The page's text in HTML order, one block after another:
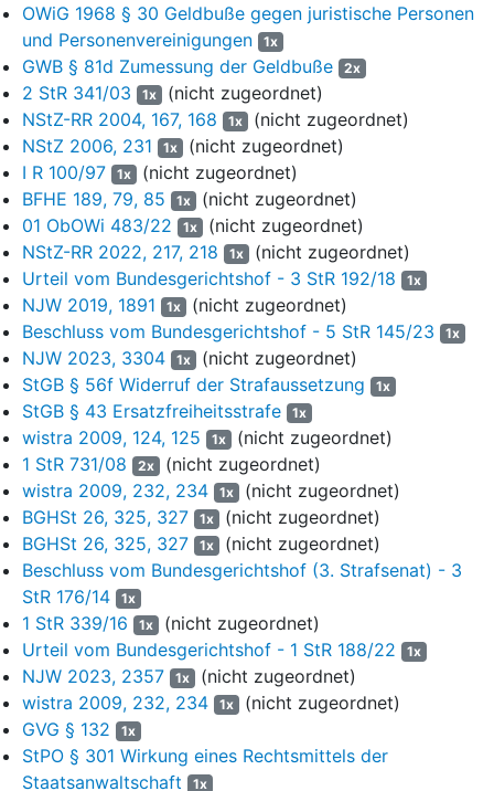
Urkunden) angenommen und keine der Regelwirkung
entgegenstehenden Umstände zu erkennen vermocht.
7
Die Strafkammer hat die Entscheidung getroffen, „neben
einer Freiheitsstrafe gemäß§ 41 StGB
verhängen“, weil „der Angeklagte sich durch die Taten nicht
unerheblich bereichert“ habe (UA S. 25). Als Einzelstrafen hat
sie jeweils eine Freiheitsstrafe von einem Jahr sowie eine
zusätzliche Geldstrafe von 90 Tagessätzen als tat- und
schuldangemessen erachtet. Bei der Bemessung der
Freiheitsstrafen hat sie die gesonderten Geldstrafen
strafmildernd berücksichtigt. Die Tagessatzhöhe hat sie mit
25 € auf weniger als ein Dreißigstel des maßgebenden
Nettoeinkommens festgesetzt, „um der progressiven
Steigerung des Strafübels entgegen zu wirken“ (UA S. 25). Aus
den Einzelstrafen hat sie eine Gesamtfreiheitsstrafe von zwei
Jahren unter Strafaussetzung zur Bewährung und daneben
eine Gesamtgeldstrafe von 210 Tagessätzen zu je 25 €
gebildet.
II.
8
Die Revision der Staatsanwaltschaft ist weitgehend
begründet. Sie führt zur Aufhebung des Strafausspruchs;
lediglich die zugehörigen Feststellungen bleiben
aufrechterhalten.
9
1. Die Beschwerdeführerin hat ihr Rechtsmittel wirksam auf
den Strafausspruch beschränkt. Sie hat vom
Anfechtungsumfang nicht nur den Schuldspruch, sondern auch
den Einziehungsausspruch ausnehmen können. Dem steht
nicht entgegen, dass sie die Rechtsfehlerhaftigkeit der
kumulativen Verhängung einer Geldstrafe (§ 41 StGB
OWiG 1968 § 30 Geldbuße gegen juristische Personen
und Personenvereinigungen
1x
GWB § 81d Zumessung der Geldbuße 2x
2 StR 341/03 1x (nicht zugeordnet)
NStZ-RR 2004, 167, 168
1x (nicht zugeordnet)
NStZ 2006, 231
1x (nicht zugeordnet)
I R 100/97
1x (nicht zugeordnet)
BFHE 189, 79, 85
1x (nicht zugeordnet)
01 ObOWi 483/22
1x (nicht zugeordnet)
NStZ-RR 2022, 217, 218
1x (nicht zugeordnet)
Urteil vom Bundesgerichtshof - 3 StR 192/18
1x
NJW 2019, 1891 1x (nicht zugeordnet)
Beschluss vom Bundesgerichtshof - 5 StR 145/23
1x
NJW 2023, 3304 1x (nicht zugeordnet)
StGB § 56f Widerruf der Strafaussetzung
1x
StGB § 43 Ersatzfreiheitsstrafe 1x
wistra 2009, 124, 125 1x (nicht zugeordnet)
1 StR 731/08
2x (nicht zugeordnet)
wistra 2009, 232, 234
1x (nicht zugeordnet)
BGHSt 26, 325, 327
1x (nicht zugeordnet)
BGHSt 26, 325, 327
1x (nicht zugeordnet)
Beschluss vom Bundesgerichtshof (3. Strafsenat) - 3
StR 176/14
1x
1 StR 339/16 1x (nicht zugeordnet)
Urteil vom Bundesgerichtshof - 1 StR 188/22
1x
NJW 2023, 2357 1x (nicht zugeordnet)
wistra 2009, 232, 234
1x (nicht zugeordnet)
GVG § 132
1x
StPO § 301 Wirkung eines Rechtsmittels der
Staatsanwaltschaft
1x